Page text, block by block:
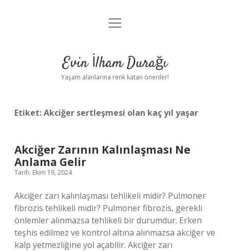
Anasayfa
Yasal Uyarı
menüyü
Evin İlham Durağı
Yaşam alanlarına renk katan öneriler!
Etiket:Akciğer sertleşmesi olan kaç yıl yaşar
Akciğer Zarının Kalınlaşması Ne
Anlama Gelir
Tarih: Ekim 19, 2024
Akciğer zarı kalınlaşması tehlikeli midir? Pulmoner
fibrozis tehlikeli midir? Pulmoner fibrozis, gerekli
önlemler alınmazsa tehlikeli bir durumdur. Erken
teşhis edilmez ve kontrol altına alınmazsa akciğer ve
kalp yetmezliğine yol açabilir. Akciğer zarı